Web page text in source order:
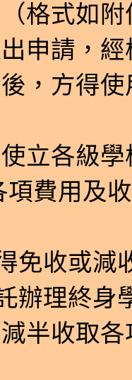
格式如
申請，
，方得使
立各級
費用及
免收或減
辦理終身
半收取各